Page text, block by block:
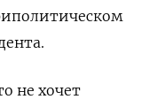
не хочет